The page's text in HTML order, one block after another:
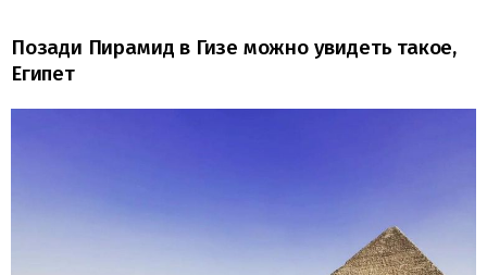
Позади Пирамид в Гизе можно увидеть такое,
Египет